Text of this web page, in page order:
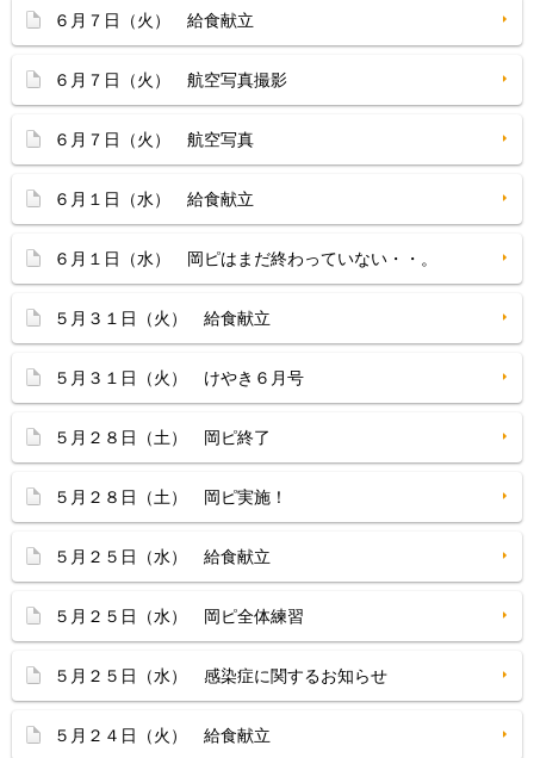
６月７日（火） 給食献立
６月７日（火） 航空写真撮影
６月７日（火） 航空写真
６月１日（水） 給食献立
６月１日（水） 岡ピはまだ終わっていない・・。
５月３１日（火） 給食献立
５月３１日（火） けやき６月号
５月２８日（土） 岡ピ終了
５月２８日（土） 岡ピ実施！
５月２５日（水） 給食献立
５月２５日（水） 岡ピ全体練習
５月２５日（水） 感染症に関するお知らせ
５月２４日（火） 給食献立